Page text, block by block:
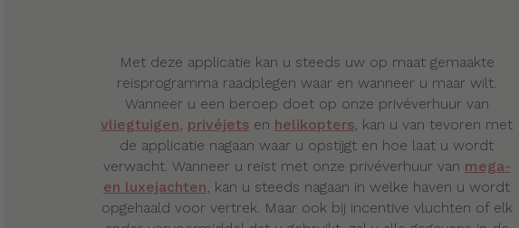
Met deze applicatie kan u steeds uw op maat gemaakte
reisprogramma raadplegen waar en wanneer u maar wilt.
Wanneer u een beroep doet op onze privéverhuur van
vliegtuigen, privéjets en helikopters, kan u van tevoren met
de applicatie nagaan waar u opstijgt en hoe laat u wordt
verwacht. Wanneer u reist met onze privéverhuur van mega-
en luxejachten, kan u steeds nagaan in welke haven u wordt
opgehaald voor vertrek. Maar ook bij incentive vluchten of elk